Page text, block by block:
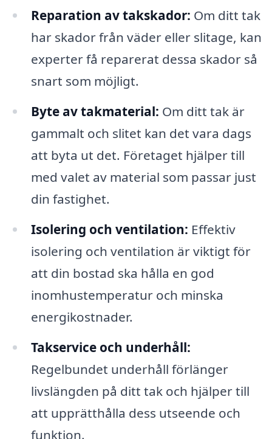
Reparation av takskador: Om ditt tak
har skador från väder eller slitage, kan
experter få reparerat dessa skador så
snart som möjligt.
Byte av takmaterial: Om ditt tak är
gammalt och slitet kan det vara dags
att byta ut det. Företaget hjälper till
med valet av material som passar just
din fastighet.
Isolering och ventilation: Effektiv
isolering och ventilation är viktigt för
att din bostad ska hålla en god
inomhustemperatur och minska
energikostnader.
Takservice och underhåll:
Regelbundet underhåll förlänger
livslängden på ditt tak och hjälper till
att upprätthålla dess utseende och
funktion.